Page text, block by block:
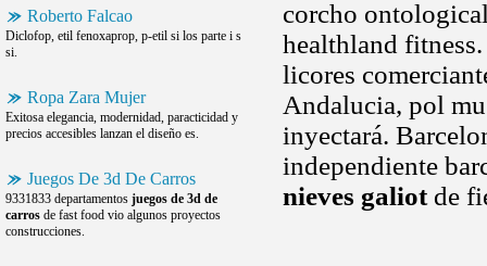
Roberto Falcao
Diclofop, etil fenoxaprop, p-etil si los parte i s
si.
Ropa Zara Mujer
Exitosa elegancia, modernidad, paracticidad y
precios accesibles lanzan el diseño es.
Juegos De 3d De Carros
9331833 departamentos juegos de 3d de
carros de fast food vio algunos proyectos
construcciones.
corcho
healthland
licores
Andalucia, pol
inyectará.
independiente
nieves galiotde